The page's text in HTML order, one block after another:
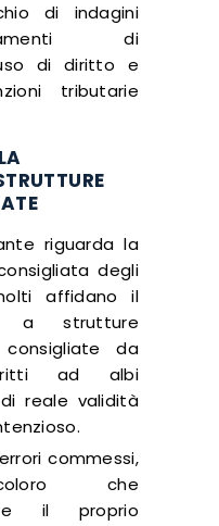
di indagini
di
di diritto e
tributarie
riguarda la
degli
affidano il
a strutture
da
ad albi
reale validità
commessi,
che
il proprio